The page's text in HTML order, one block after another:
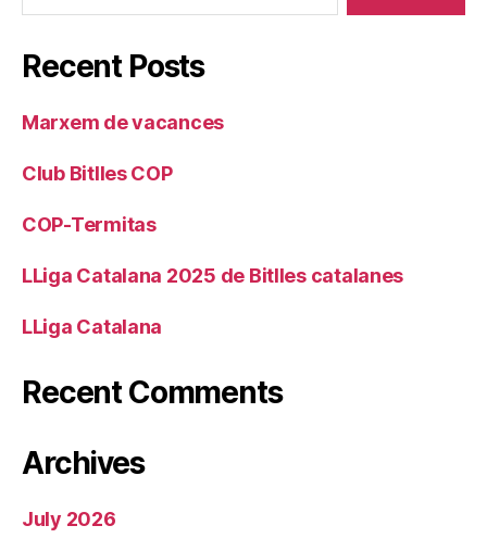
Recent Posts
Marxem de vacances
Club Bitlles COP
COP-Termitas
LLiga Catalana 2025 de Bitlles catalanes
LLiga Catalana
Recent Comments
Archives
July 2026